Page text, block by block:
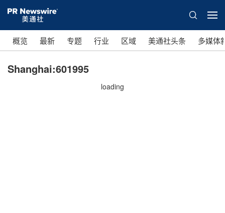
概览 最新 专题 行业 区域 美通社头条 多媒体
Shanghai:601995
loading